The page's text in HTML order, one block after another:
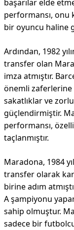
başarılar elde
performansı, onu
bir oyuncu haline
Ardından, 1982
transfer olan
imza atmıştır.
önemli zaferlerine
sakatlıklar ve
güçlendirmiştir.
performansı,
taçlanmıştır.
Maradona, 1984
transfer olarak
birine adım
A şampiyonu
sahip olmuştur.
sadece bir